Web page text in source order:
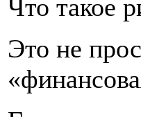
Что такое
Это не